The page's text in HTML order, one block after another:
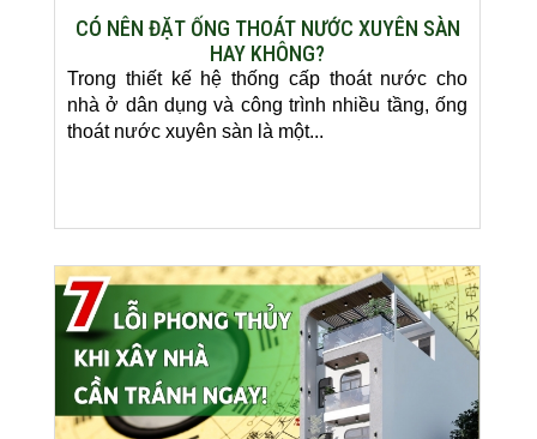
CÓ NÊN ĐẶT ỐNG THOÁT NƯỚC XUYÊN SÀN
HAY KHÔNG?
Trong thiết kế hệ thống cấp thoát nước cho
nhà ở dân dụng và công trình nhiều tầng, ống
thoát nước xuyên sàn là một...